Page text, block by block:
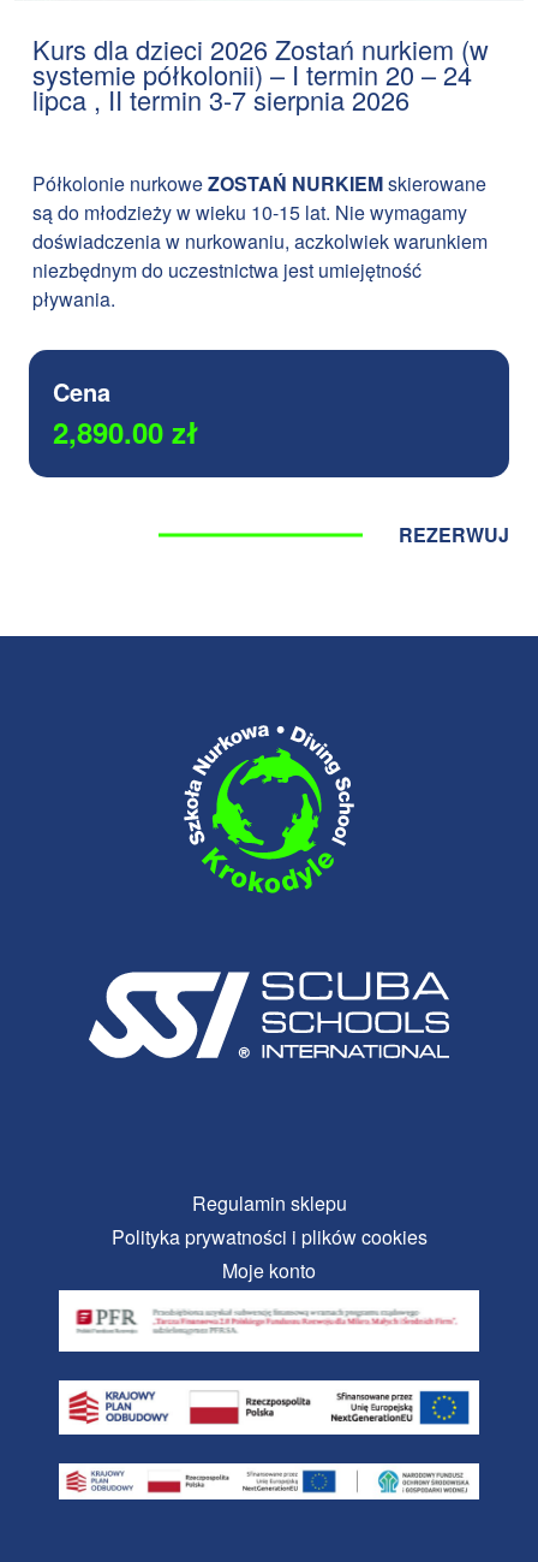
Kurs dla dzieci 2026 Zostań nurkiem (w
systemie półkolonii) – I termin 20 – 24
lipca , II termin 3-7 sierpnia 2026
Półkolonie nurkoweZOSTAŃ NURKIEMskierowane
są do młodzieży w wieku 10-15 lat. Nie wymagamy
doświadczenia w nurkowaniu, aczkolwiek warunkiem
niezbędnym do uczestnictwa jest umiejętność
pływania.
Cena
2,890.00 zł
REZERWUJ
Regulamin sklepu
Polityka prywatności i plików cookies
Moje konto